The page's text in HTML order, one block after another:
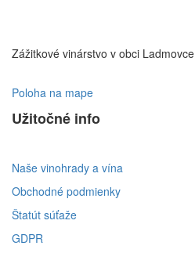
Zážitkové vinárstvo v obci Ladmovce
Poloha na mape
Užitočné info
Naše vinohrady a vína
Obchodné podmienky
Štatút súťaže
GDPR